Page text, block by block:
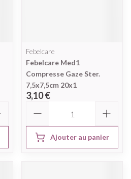
Febelcare
Febelcare Med1
Compresse Gaze Ster.
7,5x7,5cm 20x1
3,10 €
Ajouter au panier